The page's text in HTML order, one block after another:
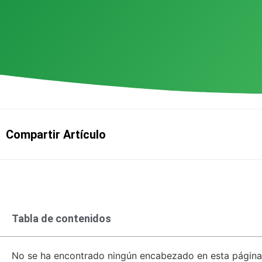
Compartir Artículo
Tabla de contenidos
No se ha encontrado ningún encabezado en esta